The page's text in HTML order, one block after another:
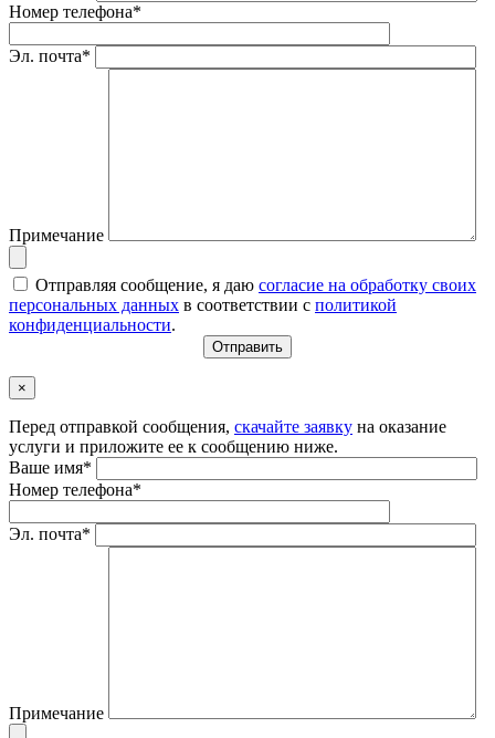
Номер телефона*
Эл. почта*
Примечание
Отправляя сообщение, я даю согласие на обработку своих
персональных данных в соответствии с политикой
конфиденциальности.
×
Перед отправкой сообщения, скачайте заявку на оказание
услуги и приложите ее к сообщению ниже.
Ваше имя*
Номер телефона*
Эл. почта*
Примечание